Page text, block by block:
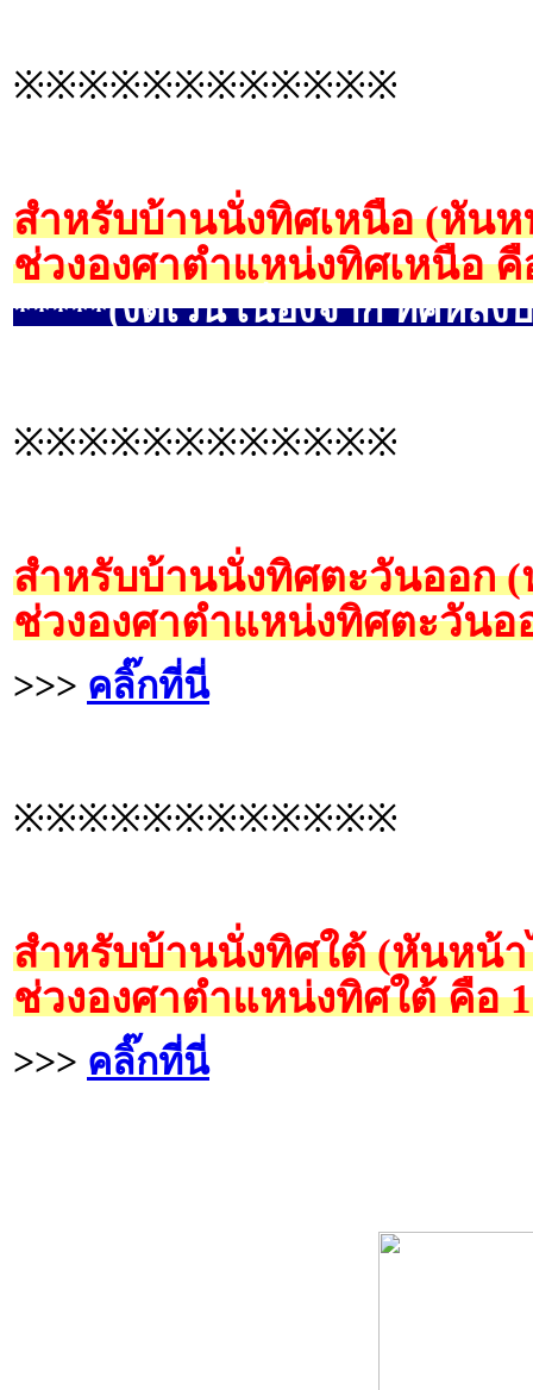
※※※※※※※※※※※※
สำหรับบ้านนั่งทิศเหนือ (หัน
ช่วงองศาตำแหน่งทิศเหนือ คื
*****(งดเว้น เนื่องจาก ทิศหลัง
※※※※※※※※※※※※
สำหรับบ้านนั่งทิศตะวันออก
ช่วงองศาตำแหน่งทิศตะวันอ
>>> คลิ๊กที่นี่
※※※※※※※※※※※※
สำหรับบ้านนั่งทิศใต้ (หันหน้
ช่วงองศาตำแหน่งทิศใต้ คือ
>>> คลิ๊กที่นี่